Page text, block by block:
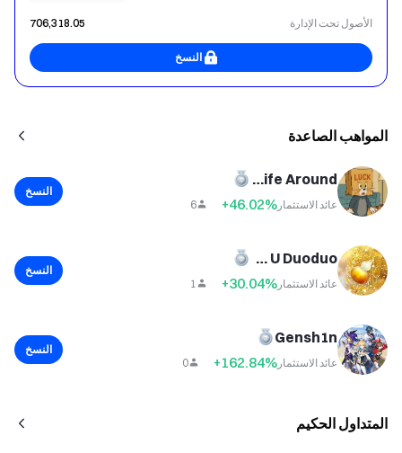
الأصول تحت الإدارة 706,318.05
النسخ
المواهب الصاعدة
Da Vinci Turns Life Around
عائد الاستثمار +46.02%
6
النسخ
Earn U Duoduo
عائد الاستثمار +30.04%
1
النسخ
Gensh1n
عائد الاستثمار +162.84%
0
النسخ
المتداول الحكيم